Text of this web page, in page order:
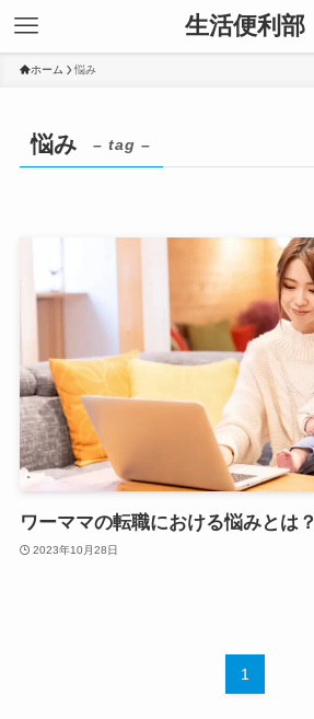
生活便利部
ホーム 悩み
悩み – tag –
ワーママの転職における悩みとは？
2023年10月28日
1